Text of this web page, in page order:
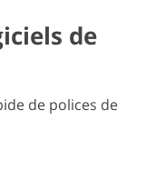
de
de polices de